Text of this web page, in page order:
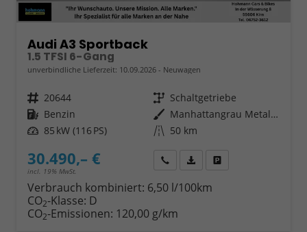
Audi A3 Sportback
1.5 TFSI 6-Gang
unverbindliche Lieferzeit: 10.09.2026 Neuwagen
Fahrzeugnr. 20644 Getriebe Schaltgetriebe
Kraftstoff Benzin Außenfarbe
Manhattangrau Metallic
Leistung 85 kW (116 PS) Kilometerstand 50 km
30.490,– €
incl. 19% MwSt.
Wir rufen Sie anFahrzeugexposé (PDF)
Verbrauch kombiniert: 6,50 l/100km
CO2-Klasse: D
CO2-Emissionen: 120,00 g/km